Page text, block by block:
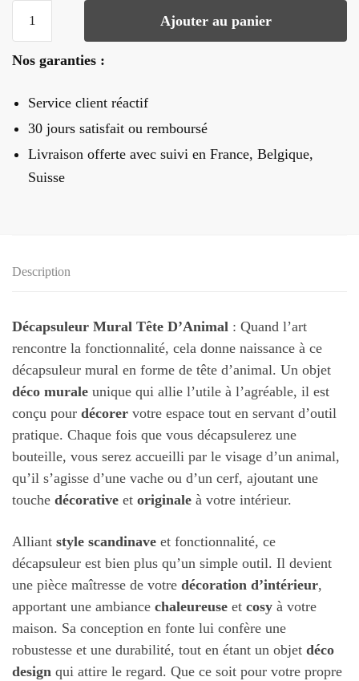
Mural
D'Animal
Ajouter au panier
Nos garanties :
Service client réactif
30 jours satisfait ou remboursé
Livraison offerte avec suivi en France, Belgique,
Suisse
Description
Décapsuleur Mural Tête D’Animal : Quand l’art
rencontre la fonctionnalité, cela donne naissance à ce
décapsuleur mural en forme de tête d’animal. Un objet
déco murale unique qui allie l’utile à l’agréable, il est
conçu pour décorer votre espace tout en servant d’outil
pratique. Chaque fois que vous décapsulerez une
bouteille, vous serez accueilli par le visage d’un animal,
qu’il s’agisse d’une vache ou d’un cerf, ajoutant une
touche décorative et originale à votre intérieur.
Alliant style scandinave et fonctionnalité, ce
décapsuleur est bien plus qu’un simple outil. Il devient
une pièce maîtresse de votre décoration d’intérieur,
apportant une ambiance chaleureuse et cosy à votre
maison. Sa conception en fonte lui confère une
robustesse et une durabilité, tout en étant un objet déco
design qui attire le regard. Que ce soit pour votre propre